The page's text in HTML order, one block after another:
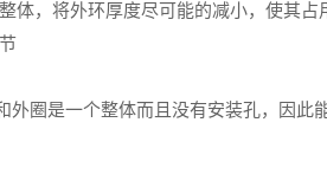
体，将外环厚度尽可能的减小，使其
外圈是一个整体而且没有安装孔，因此